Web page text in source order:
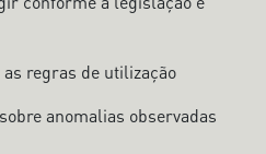
regras de utilização
anomalias observadas